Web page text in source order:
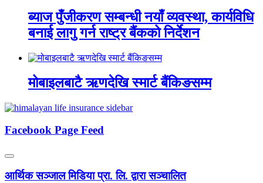
ब्याज पुँजीकरण सम्बन्धी नयाँ व्यवस्था, कार्यविधि
बनाई लागु गर्न राष्ट्र बैंकको निर्देशन
मोबाइलबाटै ऋणदेखि स्मार्ट बैंकिङसम्म
Facebook Page Feed
आर्थिक सञ्जाल मिडिया प्रा. लि. द्वारा सञ्चालित